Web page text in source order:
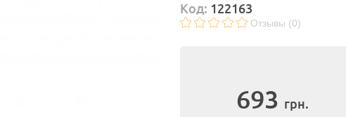
Код: 122163
Отзывы (0)
693 грн.